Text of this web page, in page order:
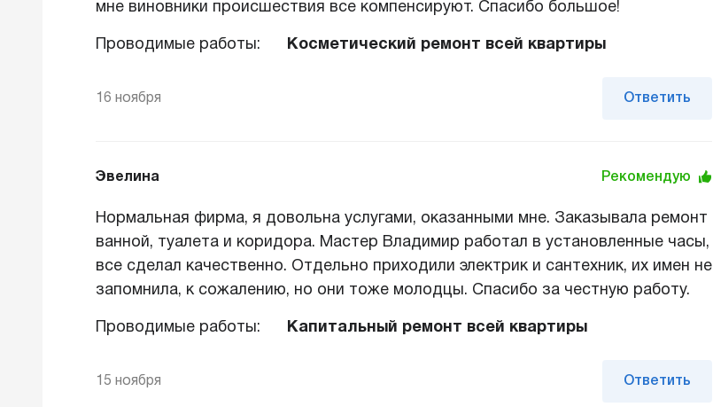
мне виновники происшествия все компенсируют. Спасибо большое!
Проводимые работы: Косметический ремонт всей квартиры
16 ноября Ответить
Эвелина Рекомендую
Нормальная фирма, я довольна услугами, оказанными мне. Заказывала ремонт
ванной, туалета и коридора. Мастер Владимир работал в установленные часы,
все сделал качественно. Отдельно приходили электрик и сантехник, их имен не
запомнила, к сожалению, но они тоже молодцы. Спасибо за честную работу.
Проводимые работы: Капитальный ремонт всей квартиры
15 ноября Ответить